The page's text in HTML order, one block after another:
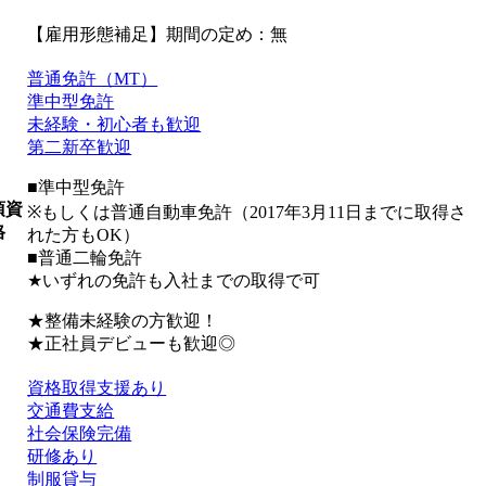
【雇用形態補足】期間の定め：無
資
普通免許（MT）
準中型免許
未経験・初心者も歓迎
第二新卒歓迎
■準中型免許
※もしくは普通自動車免許（2017年3月11日までに取得さ
れた方もOK）
■普通二輪免許
★いずれの免許も入社までの取得で可
★整備未経験の方歓迎！
★正社員デビューも歓迎◎
資格取得支援あり
交通費支給
社会保険完備
研修あり
制服貸与